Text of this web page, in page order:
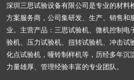
深圳三思试验设备有限公司是专业的材料
方案服务商，公司集研发、生产、销售和
业。主营产品：三思试验机、微机控制电
验机、压力试验机、扭转试验机、冲击试
化点试验机，哑铃制样机等，历经多年沉
力量雄厚、管理经验丰富的专业团队。